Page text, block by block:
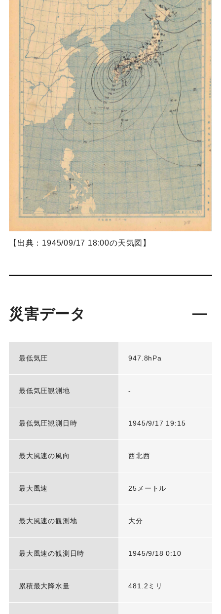
【出典：1945/09/17 18:00の天気図】
災害データ
最低気圧 947.8hPa
最低気圧観測地 -
最低気圧観測日時 1945/9/17 19:15
最大風速の風向 西北西
最大風速 25メートル
最大風速の観測地 大分
最大風速の観測日時 1945/9/18 0:10
累積最大降水量 481.2ミリ